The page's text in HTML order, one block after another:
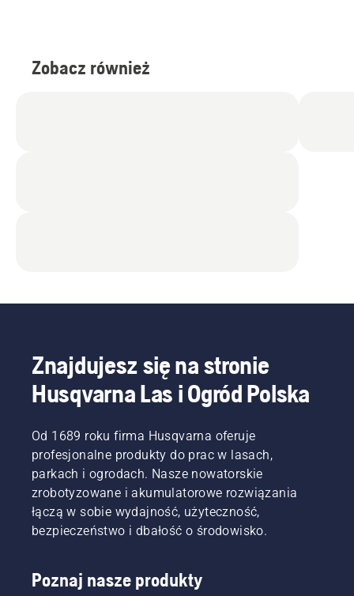
Zobacz również
Znajdujesz się na stronie
Husqvarna Las i Ogród Polska
Od 1689 roku firma Husqvarna oferuje
profesjonalne produkty do prac w lasach,
parkach i ogrodach. Nasze nowatorskie
zrobotyzowane i akumulatorowe rozwiązania
łączą w sobie wydajność, użyteczność,
bezpieczeństwo i dbałość o środowisko.
Poznaj nasze produkty